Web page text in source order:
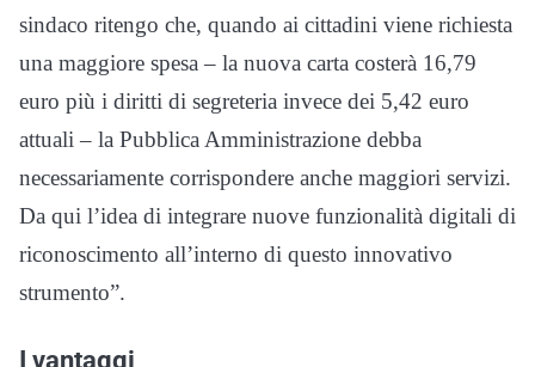
sindaco ritengo che, quando ai cittadini viene richiesta
una maggiore spesa – la nuova carta costerà 16,79
euro più i diritti di segreteria invece dei 5,42 euro
attuali – la Pubblica Amministrazione debba
necessariamente corrispondere anche maggiori servizi.
Da qui l’idea di integrare nuove funzionalità digitali di
riconoscimento all’interno di questo innovativo
strumento”.
I vantaggi